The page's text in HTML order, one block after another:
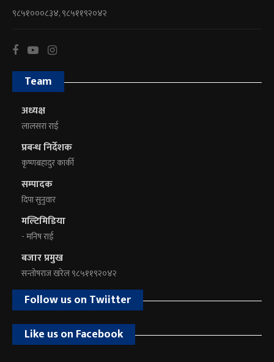
९८५१०००८३४, ९८५११९२०४२
Team
अध्यक्ष
लालसरा राई
प्रबन्ध निर्देशक
कृष्णबहादुर कार्की
सम्पादक
दिपा सुनुवार
मल्टिमिडिया
- मनिष राई
बजार प्रमुख
सन्तोषराज खरेल ९८५११९२०४२
Follow us on Twiitter
Like us on Facebook